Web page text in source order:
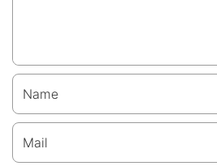
Name
Mail